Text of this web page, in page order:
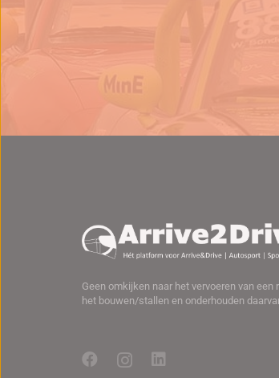
Geen omkijken naar het vervoeren van een
het bouwen/stallen en onderhouden